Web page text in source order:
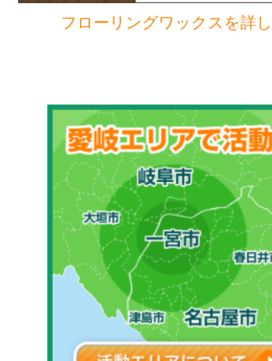
フローリングワックスを詳